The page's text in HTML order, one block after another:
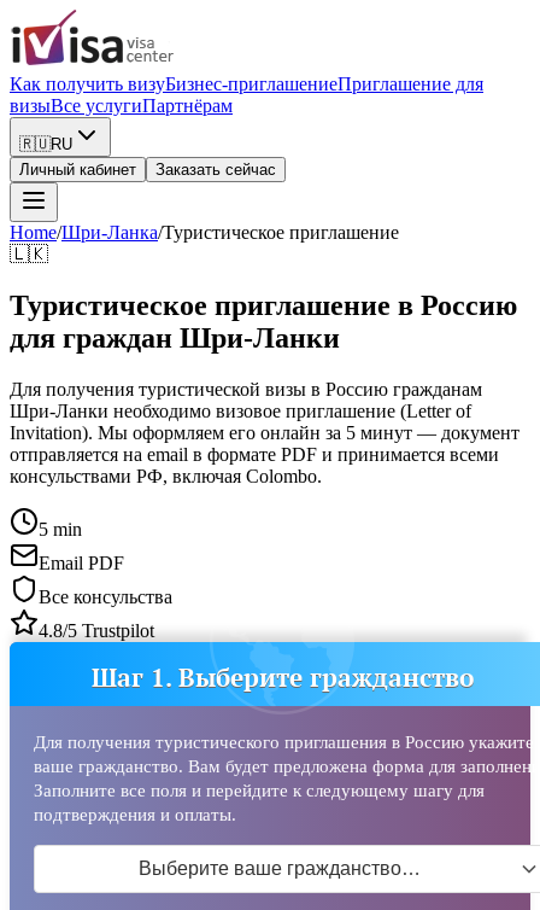
Как получить визуБизнес-приглашениеПриглашение для
визыВсе услугиПартнёрам
🇷🇺RU
Личный кабинет
Заказать сейчас
Home/Шри-Ланка/Туристическое приглашение
🇱🇰
Туристическое приглашение в Россию
для граждан Шри-Ланки
Для получения туристической визы в Россию гражданам
Шри-Ланки необходимо визовое приглашение (Letter of
Invitation). Мы оформляем его онлайн за 5 минут — документ
отправляется на email в формате PDF и принимается всеми
консульствами РФ, включая Colombo.
5 min
Email PDF
Все консульства
4.8/5 Trustpilot
Шаг 1. Выберите гражданство
Для получения туристического приглашения в Россию укажите
ваше гражданство. Вам будет предложена форма для
Заполните все поля и перейдите к следующему шагу для
подтверждения и оплаты.
Выберите ваше гражданство…